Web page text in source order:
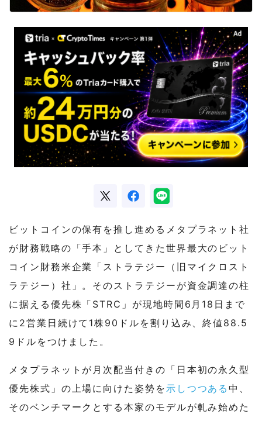
ビットコインの保有を推し進めるメタプラネット社
が財務戦略の「手本」としてきた世界最大のビット
コイン財務米企業「ストラテジー（旧マイクロスト
ラテジー）社」。そのストラテジーが資金調達の柱
に据える優先株「STRC」が現地時間6月18日まで
に2営業日続けて1株90ドルを割り込み、終値88.5
9ドルをつけました。
メタプラネットが月次配当付きの「日本初の永久型
優先株式」の上場に向けた姿勢を示しつつある中、
そのベンチマークとする本家のモデルが軋み始めた